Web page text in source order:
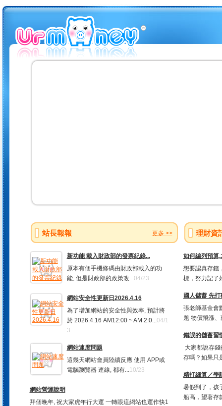
站長報報 更多 >>
新功能 載入財政部的發票紀錄...
原本有個手機條碼由財政部載入的功
能, 但是財政部的政策改...04/23
網站安全性更新日2026.4.16
為了增加網站的安全性與效率, 預計將
於 2026.4.16 AM12:00 ~ AM 2:0...04/1
3
網站速度問題
這幾天網站會員陸續反應 使用 APP或
電腦瀏覽器 連線, 都有...10/23
網站營運說明
拜個晚年, 祝大家虎年行大運 一轉眼這網站也運作快1
理財資
如何編列預算
想要認真存錢
標，努力記了
國人儲蓄 先
張老師基金會
題 物價飛漲
錯誤的儲蓄習
大家都說存
存嗎？如果只
精打細算／學
暑假到了，孩
船高，望著存